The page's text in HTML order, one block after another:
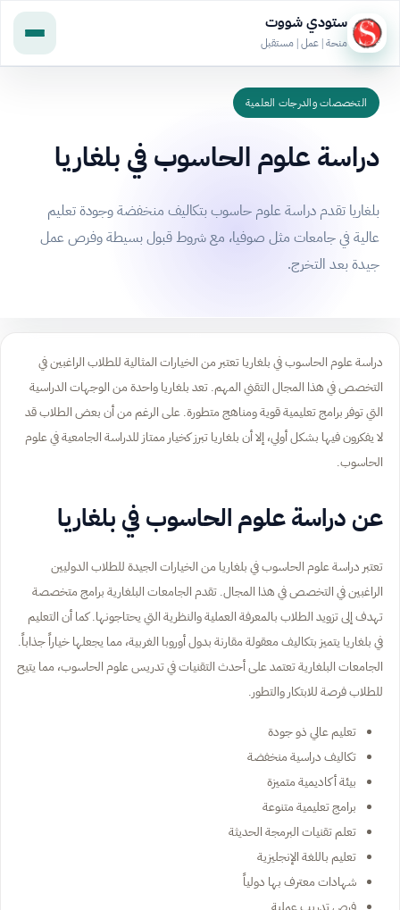
ستودي شووت
منحة | عمل | مستقبل
التخصصات والدرجات العلمية
دراسة علوم الحاسوب في بلغاريا
بلغاريا تقدم دراسة علوم حاسوب بتكاليف منخفضة وجودة تعليم
عالية في جامعات مثل صوفيا، مع شروط قبول بسيطة وفرص عمل
جيدة بعد التخرج.
دراسة علوم الحاسوب في بلغاريا تعتبر من الخيارات المثالية للطلاب الراغبين في
التخصص في هذا المجال التقني المهم. تعد بلغاريا واحدة من الوجهات الدراسية
التي توفر برامج تعليمية قوية ومناهج متطورة. على الرغم من أن بعض الطلاب قد
لا يفكرون فيها بشكل أولي، إلا أن بلغاريا تبرز كخيار ممتاز للدراسة الجامعية في علوم
الحاسوب.
عن دراسة علوم الحاسوب في بلغاريا
تعتبر دراسة علوم الحاسوب في بلغاريا من الخيارات الجيدة للطلاب الدوليين
الراغبين في التخصص في هذا المجال. تقدم الجامعات البلغارية برامج متخصصة
تهدف إلى تزويد الطلاب بالمعرفة العملية والنظرية التي يحتاجونها. كما أن التعليم
في بلغاريا يتميز بتكاليف معقولة مقارنة بدول أوروبا الغربية، مما يجعلها خياراً جذاباً.
الجامعات البلغارية تعتمد على أحدث التقنيات في تدريس علوم الحاسوب، مما يتيح
للطلاب فرصة للابتكار والتطور.
تعليم عالي ذو جودة
تكاليف دراسية منخفضة
بيئة أكاديمية متميزة
برامج تعليمية متنوعة
تعلم تقنيات البرمجة الحديثة
تعليم باللغة الإنجليزية
شهادات معترف بها دولياً